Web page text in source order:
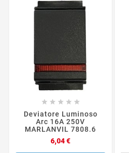
    
Deviatore Luminoso
Arc 16A 250V
MARLANVIL 7808.6
6,04 €Prezzo